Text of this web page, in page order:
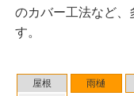
屋根
雨樋
のカバー工法など、
す。